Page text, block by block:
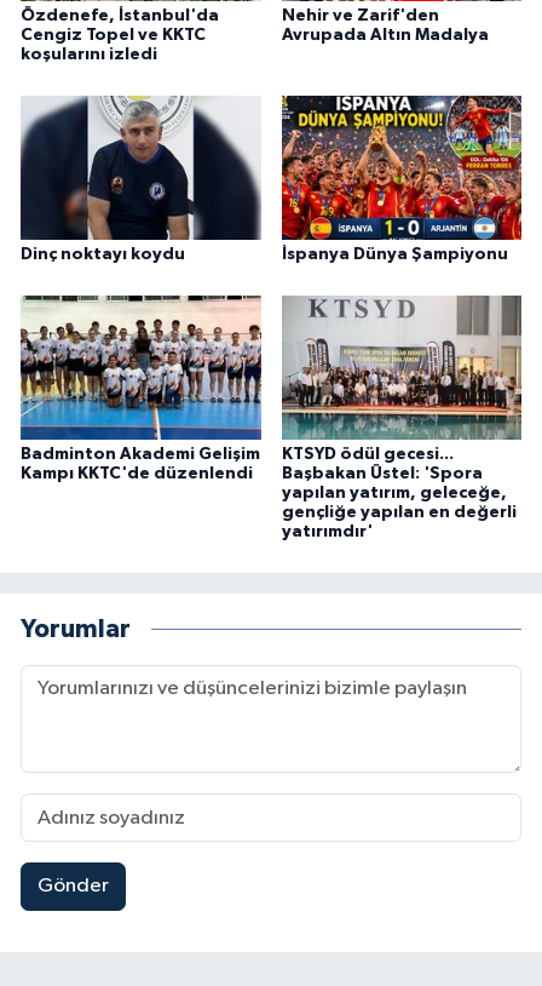
Özdenefe, İstanbul'da
Cengiz Topel ve KKTC
koşularını izledi
Nehir ve Zarif'den
Avrupada Altın Madalya
Dinç noktayı koydu İspanya Dünya Şampiyonu
Badminton Akademi Gelişim
Kampı KKTC'de düzenlendi
KTSYD ödül gecesi...
Başbakan Üstel: 'Spora
yapılan yatırım, geleceğe,
gençliğe yapılan en değerli
yatırımdır'
Yorumlar
Gönder